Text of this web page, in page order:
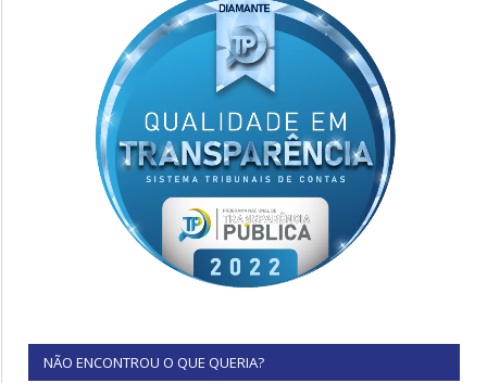
NÃO ENCONTROU O QUE QUERIA?